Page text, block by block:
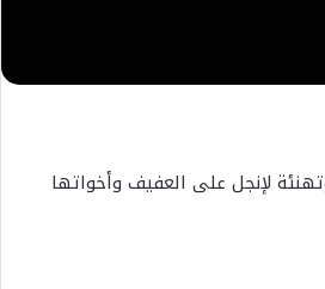
لإنجل على العفيف وأخواتها